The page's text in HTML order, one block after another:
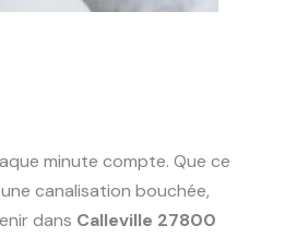
minute compte. Que ce
canalisation bouchée,
dans Calleville 27800